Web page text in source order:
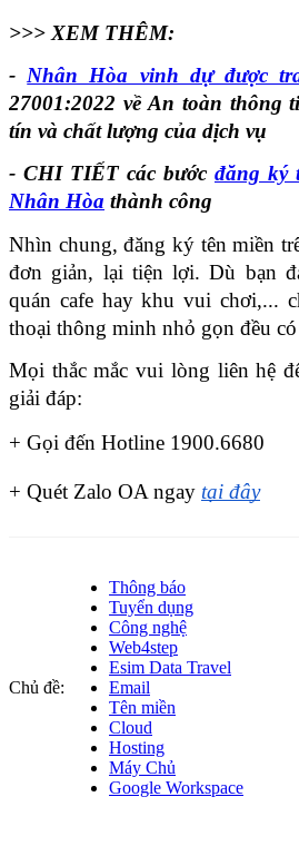
>>> XEM THÊM:
- Nhân Hòa vinh dự được
27001:2022 về An toàn thông
tín và chất lượng của dịch vụ
- CHI TIẾT các bước đăng ký
Nhân Hòa thành công
Nhìn chung, đăng ký tên miền
đơn giản, lại tiện lợi. Dù bạn
quán cafe hay khu vui chơi,...
thoại thông minh nhỏ gọn đều
Mọi thắc mắc vui lòng liên hệ
giải đáp:
+ Gọi đến Hotline 1900.6680
+ Quét Zalo OA ngay tại đây
Chủ đề:
Thông báo
Tuyển dụng
Công nghệ
Web4step
Esim Data Travel
Email
Tên miền
Cloud
Hosting
Máy Chủ
Google Workspace